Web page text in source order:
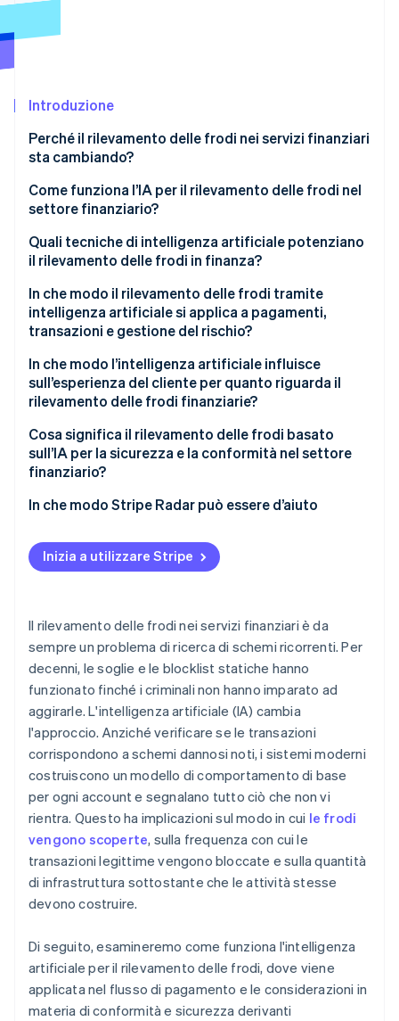
Radar
Costituzione di start-up
Rimozione del carbonio
Verifica online dell'identità
Stripe Sessions 2026
Scopri come Stripe sta costruendo l'infrastruttura
Guarda ora
Introduzione
Perché il rilevamento delle frodi nei servizi finanziari
sta cambiando?
Come funziona l’IA per il rilevamento delle frodi nel
settore finanziario?
Creazione di modelli comportamentali
Visibilità a livello di rete
Decisioni in tempo reale
Quali tecniche di intelligenza artificiale potenziano
il rilevamento delle frodi in finanza?
Apprendimento supervisionato
Apprendimento non supervisionato
Analisi dei grafici
Dati biometrici comportamentali
Modelli linguistici di grandi dimensioni
In che modo il rilevamento delle frodi tramite
intelligenza artificiale si applica a pagamenti,
transazioni e gestione del rischio?
Autorizzazione della transazione in tempo reale
Monitoraggio post-transazione
Attivazione e verifica dell’identità
Gestione del rischio di portafoglio
In che modo l’intelligenza artificiale influisce
sull’esperienza del cliente per quanto riguarda il
rilevamento delle frodi finanziarie?
Cosa significa il rilevamento delle frodi basato
sull’IA per la sicurezza e la conformità nel settore
finanziario?
Spiegabilità
Rischio di bias
Pressione dell’avversario
In che modo Stripe Radar può essere d’aiuto
Inizia a utilizzare Stripe
Il rilevamento delle frodi nei servizi finanziari è da
sempre un problema di ricerca di schemi ricorrenti. Per
decenni, le soglie e le blocklist statiche hanno
funzionato finché i criminali non hanno imparato ad
aggirarle. L'intelligenza artificiale (IA) cambia
l'approccio. Anziché verificare se le transazioni
corrispondono a schemi dannosi noti, i sistemi moderni
costruiscono un modello di comportamento di base
per ogni account e segnalano tutto ciò che non vi
rientra. Questo ha implicazioni sul modo in cui le frodi
vengono scoperte, sulla frequenza con cui le
transazioni legittime vengono bloccate e sulla quantità
di infrastruttura sottostante che le attività stesse
devono costruire.
Di seguito, esamineremo come funziona l'intelligenza
artificiale per il rilevamento delle frodi, dove viene
applicata nel flusso di pagamento e le considerazioni in
materia di conformità e sicurezza derivanti